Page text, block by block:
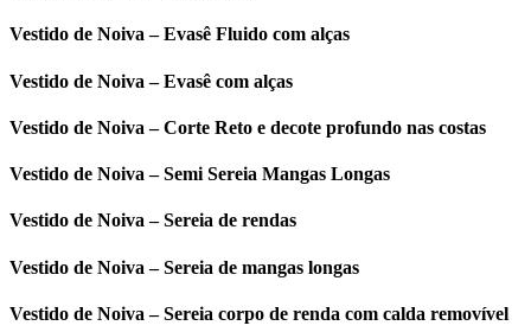
Vestido de Noiva – Evasê Fluido com alças
Vestido de Noiva – Evasê com alças
Vestido de Noiva – Corte Reto e decote profundo nas costas
Vestido de Noiva – Semi Sereia Mangas Longas
Vestido de Noiva – Sereia de rendas
Vestido de Noiva – Sereia de mangas longas
Vestido de Noiva – Sereia corpo de renda com calda removível